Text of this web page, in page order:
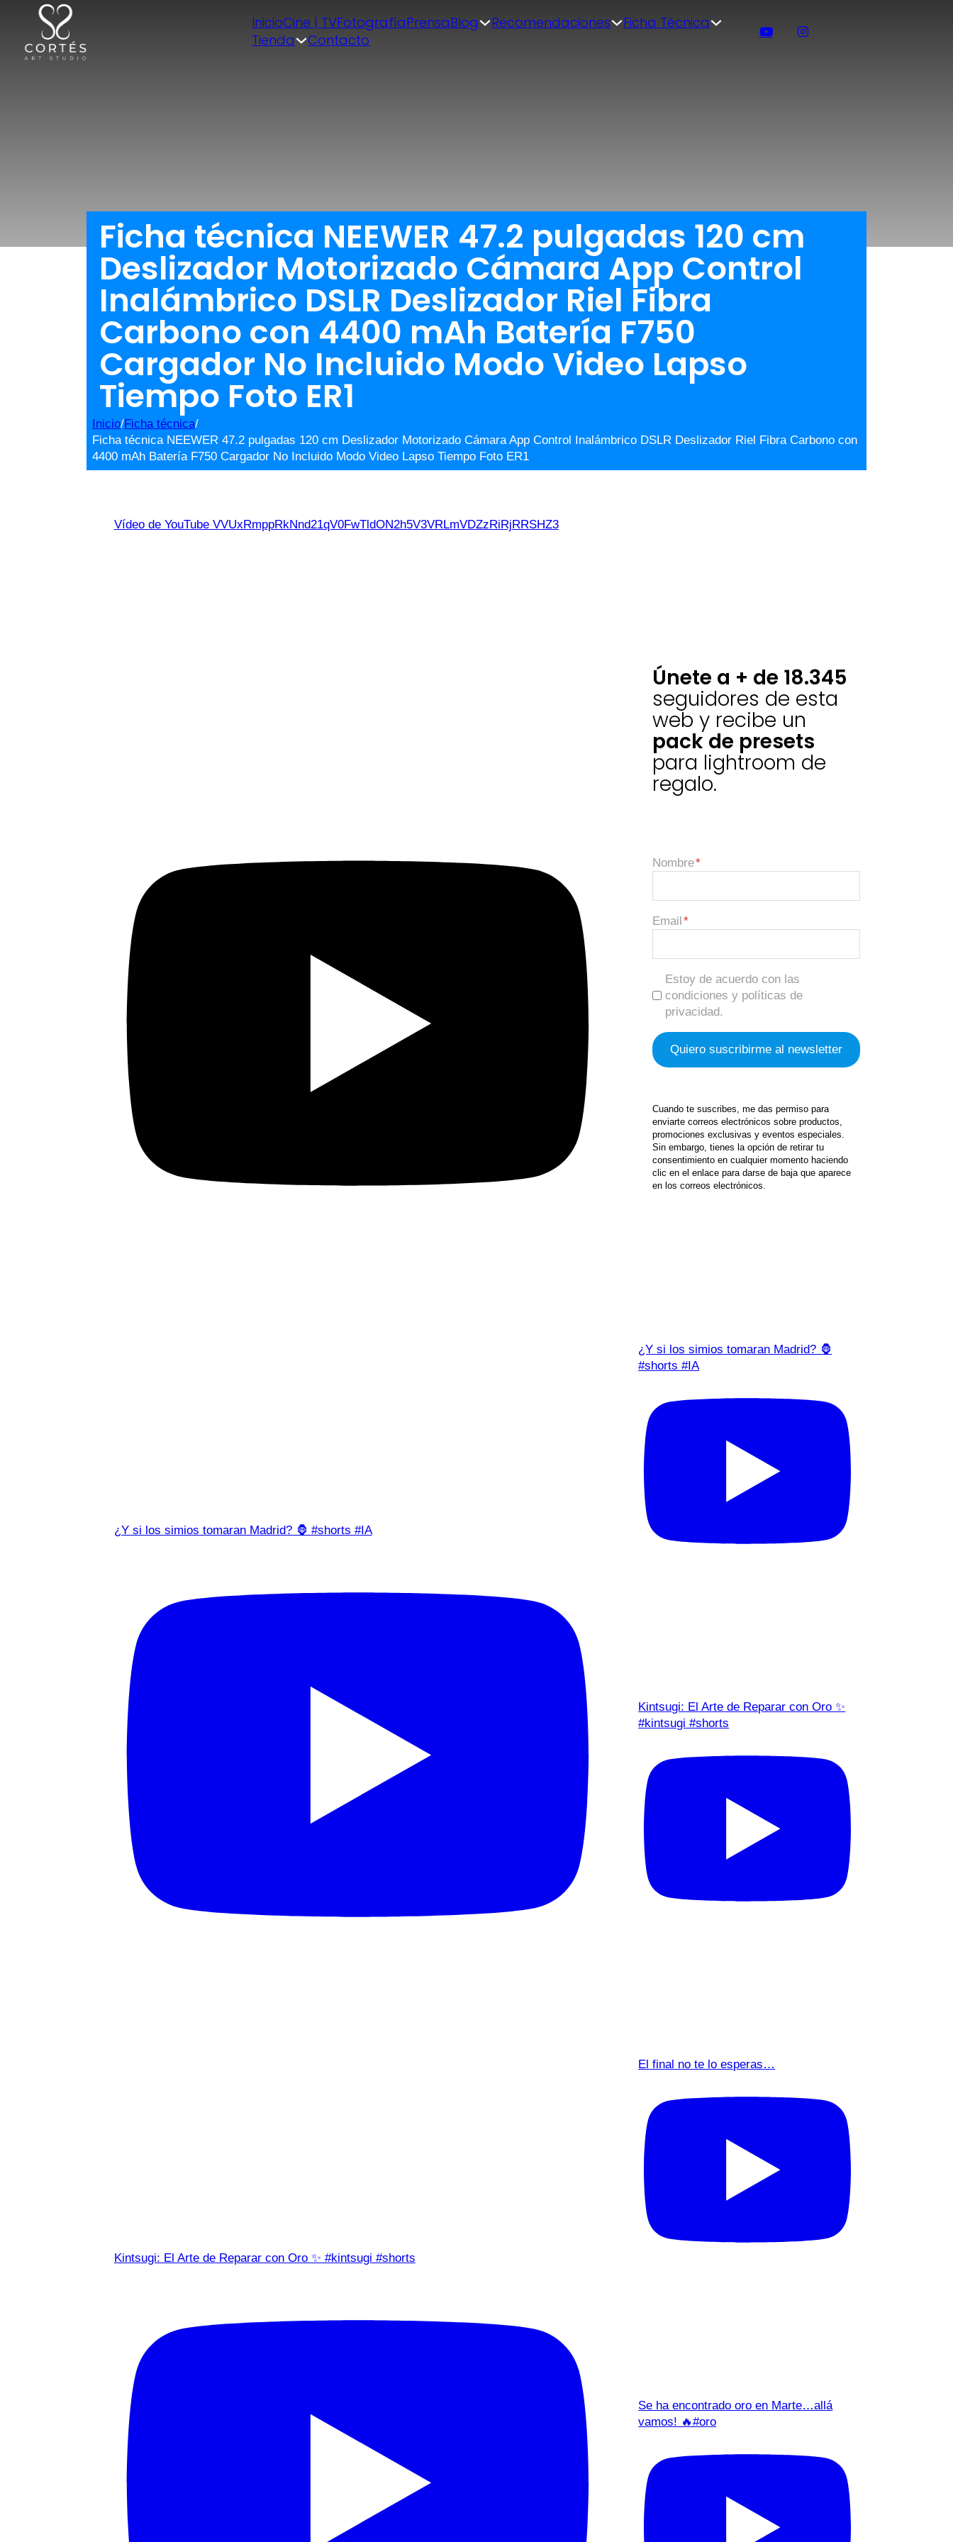
InicioCine | TVFotografíaPrensaBlog Recomendaciones
Ficha Técnica
Tienda
Contacto
Ficha técnica NEEWER 47.2 pulgadas 120 cm
Deslizador Motorizado Cámara App Control
Inalámbrico DSLR Deslizador Riel Fibra
Carbono con 4400 mAh Batería F750
Cargador No Incluido Modo Video Lapso
Tiempo Foto ER1
Inicio/Ficha técnica/
Ficha técnica NEEWER 47.2 pulgadas 120 cm Deslizador Motorizado Cámara App Control Inalámbrico DSLR Deslizador Riel Fibra Carbono con
4400 mAh Batería F750 Cargador No Incluido Modo Video Lapso Tiempo Foto ER1
Vídeo de YouTube VVUxRmppRkNnd21qV0FwTldON2h5V3VRLmVDZzRiRjRRSHZ3
¿Y si los simios tomaran Madrid? 🦍 #shorts #IA
Kintsugi: El Arte de Reparar con Oro ✨ #kintsugi #shorts
Únete a + de 18.345
seguidores de esta
web y recibe un
pack de presets
para lightroom de
regalo.
Nombre
Email
Estoy de acuerdo con las
condiciones y políticas de
privacidad.
Cuando te suscribes, me das permiso para
enviarte correos electrónicos sobre productos,
promociones exclusivas y eventos especiales.
Sin embargo, tienes la opción de retirar tu
consentimiento en cualquier momento haciendo
clic en el enlace para darse de baja que aparece
en los correos electrónicos.
¿Y si los simios tomaran Madrid? 🦍
#shorts #IA
Kintsugi: El Arte de Reparar con Oro ✨
#kintsugi #shorts
El final no te lo esperas…
Se ha encontrado oro en Marte…allá
vamos! 🔥#oro